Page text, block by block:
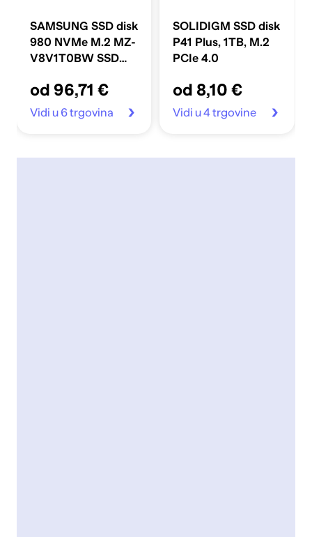
SAMSUNG SSD disk
980 NVMe M.2 MZ-
V8V1T0BW SSD
3500/3000 MB/s
od 96,71 €
Vidi u 6 trgovina
SOLIDIGM SSD disk
P41 Plus, 1TB, M.2
PCIe 4.0
od 8,10 €
Vidi u 4 trgovine